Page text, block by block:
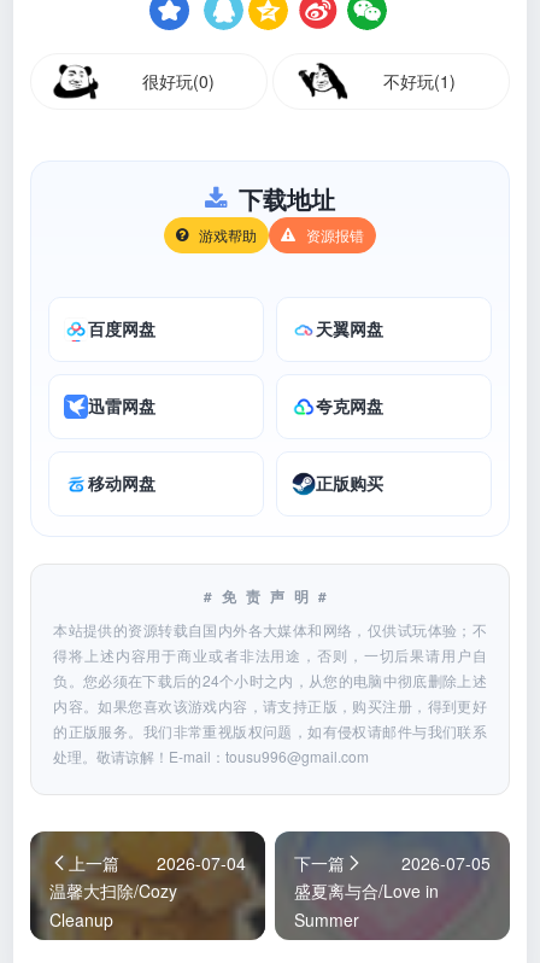
很好玩(0) 不好玩(1)
下载地址
游戏帮助 资源报错
百度网盘 天翼网盘
迅雷网盘 夸克网盘
移动网盘 正版购买
#免责声明#
本站提供的资源转载自国内外各大媒体和网络，仅供试玩体验；不
得将上述内容用于商业或者非法用途，否则，一切后果请用户自
负。您必须在下载后的24个小时之内，从您的电脑中彻底删除上述
内容。如果您喜欢该游戏内容，请支持正版，购买注册，得到更好
的正版服务。我们非常重视版权问题，如有侵权请邮件与我们联系
处理。敬请谅解！E-mail：tousu996@gmail.com
上一篇
2026-07-04
温馨大扫除/Cozy
Cleanup
下一篇
2026-07-05
盛夏离与合/Love in
Summer